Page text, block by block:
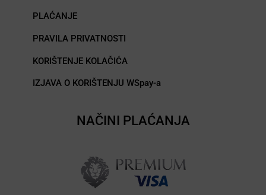
PLAĆANJE
PRAVILA PRIVATNOSTI
KORIŠTENJE KOLAČIĆA
IZJAVA O KORIŠTENJU WSpay-a
NAČINI PLAĆANJA